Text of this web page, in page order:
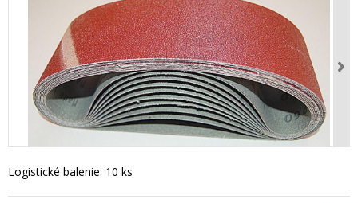
Logistické balenie: 10 ks